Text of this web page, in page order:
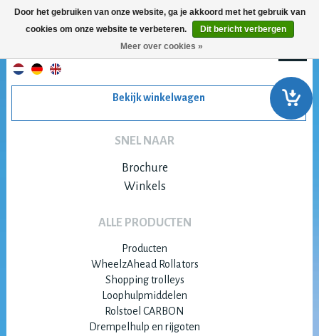
Bekijk winkelwagen
SNEL NAAR
Brochure
Winkels
ALLE PRODUCTEN
Producten
WheelzAhead Rollators
Shopping trolleys
Loophulpmiddelen
Rolstoel CARBON
Drempelhulp en rijgoten
Door het gebruiken van onze website, ga je akkoord met het gebruik van
cookies om onze website te verbeteren.
Dit bericht verbergen
Meer over cookies »